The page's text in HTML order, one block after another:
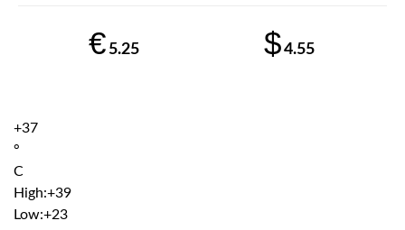
€ 5.25 $4.55
+37
°
C
High:+39
Low:+23